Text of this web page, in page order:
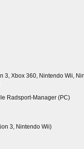
3, Xbox 360, Nintendo Wii,
Radsport-Manager (PC)
3, Nintendo Wii)